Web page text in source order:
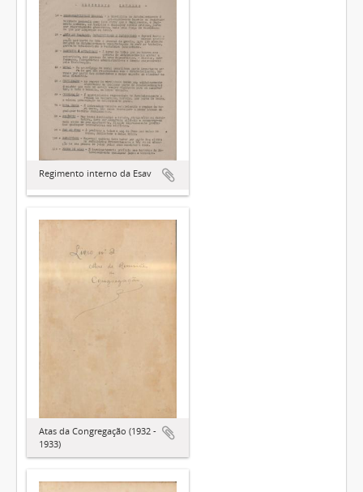
Regimento interno da Esav
Atas da Congregação (1932 -
1933)